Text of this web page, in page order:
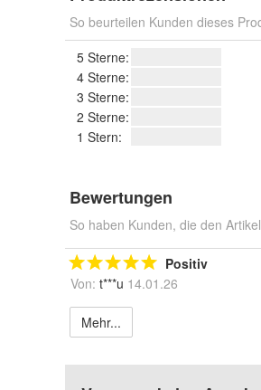
So beurteilen Kunden dieses
5 Sterne:
4 Sterne:
3 Sterne:
2 Sterne:
1 Stern:
Bewertungen
So haben Kunden, die den
Positiv
Von: t***u 14.01.26
Mehr...